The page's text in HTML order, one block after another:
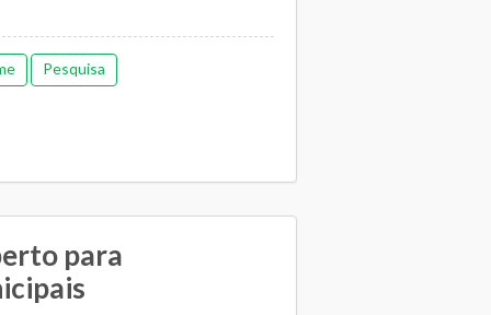
Dirigentes Mu...
Pesquisa
para